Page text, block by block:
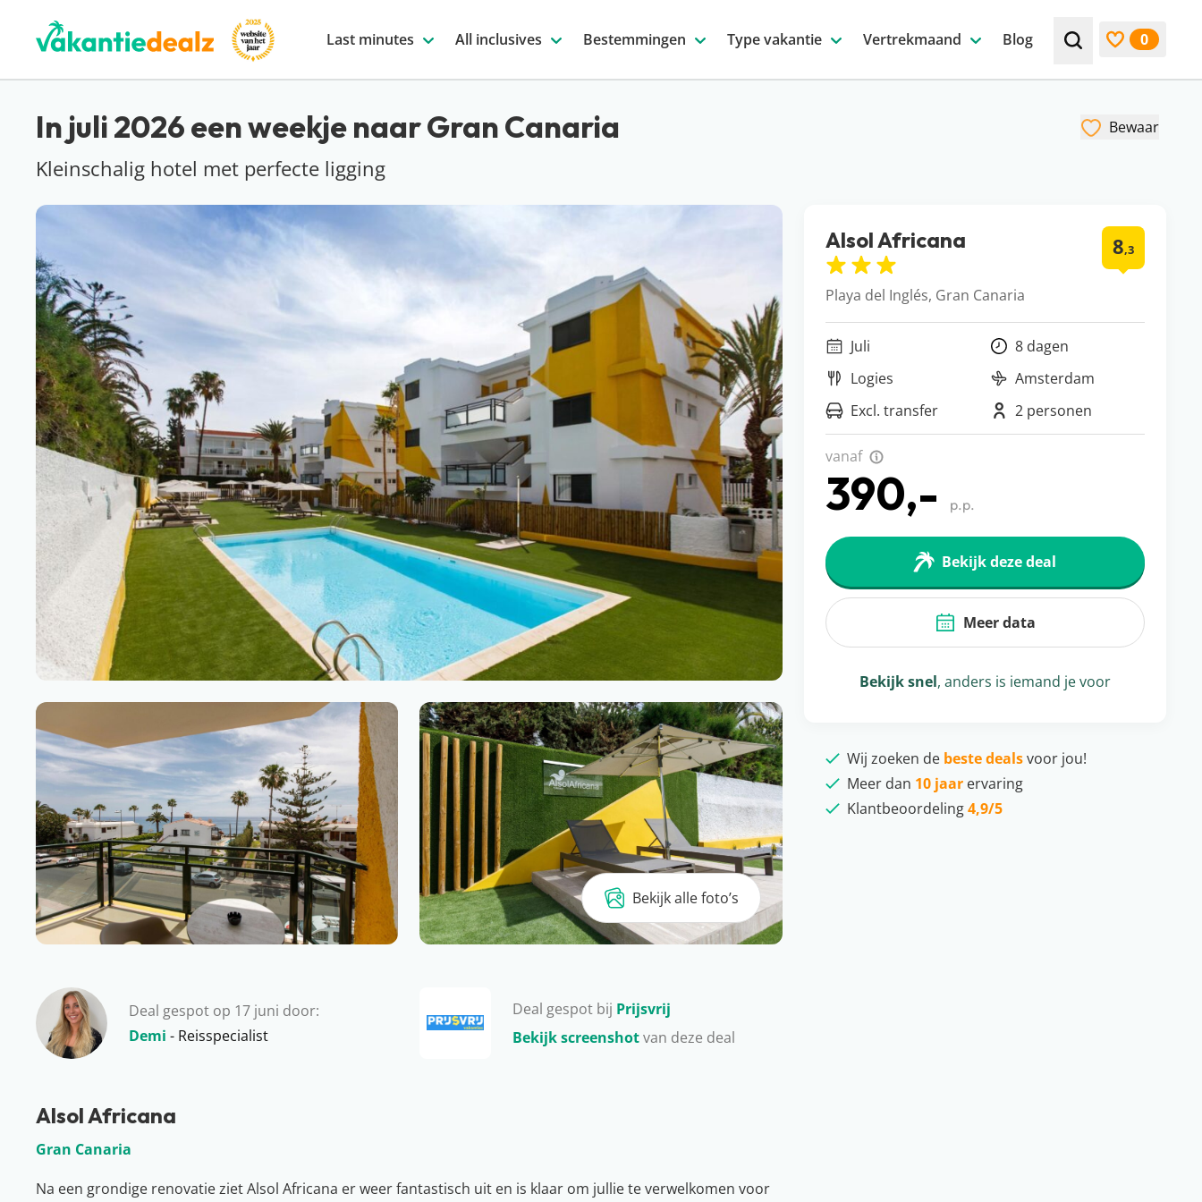
Last minutes All inclusives Bestemmingen Type vakantie Vertrekmaand Blog Zoek bijv. een
0
In juli 2026 een weekje naar Gran Canaria
Kleinschalig hotel met perfecte ligging
Bewaar
Bekijk alle foto’s
Deal gespot op 17 juni door:
Demi - Reisspecialist
Deal gespot bij Prijsvrij
Bekijk screenshotvan deze deal
Alsol Africana
Gran Canaria
Na een grondige renovatie ziet Alsol Africana er weer fantastisch uit en is klaar om jullie te verwelkomen voor
Alsol Africana 8,3
Playa del Inglés, Gran Canaria
Juli
8 dagen
Logies
Amsterdam
Excl. transfer
2 personen
vanaf
390,- p.p.
Bekijk deze deal
Meer data
Bekijk snel, anders is iemand je voor
Wij zoeken de beste dealsvoor jou!
Meer dan 10 jaarervaring
Klantbeoordeling4,9/5